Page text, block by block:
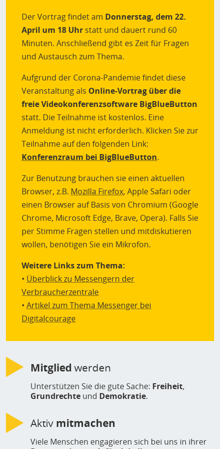
Der Vortrag findet am Donnerstag, dem 22.
April um 18 Uhr statt und dauert rund 60
Minuten. Anschließend gibt es Zeit für Fragen
und Austausch zum Thema.
Aufgrund der Corona-Pandemie findet diese
Veranstaltung als Online-Vortrag über die
freie Videokonferenzsoftware BigBlueButton
statt. Die Teilnahme ist kostenlos. Eine
Anmeldung ist nicht erforderlich. Klicken Sie zur
Teilnahme auf den folgenden Link:
Konferenzraum bei BigBlueButton.
Zur Benutzung brauchen sie einen aktuellen
Browser, z.B. Mozilla Firefox, Apple Safari oder
einen Browser auf Basis von Chromium (Google
Chrome, Microsoft Edge, Brave, Opera). Falls Sie
per Stimme Fragen stellen und mitdiskutieren
wollen, benötigen Sie ein Mikrofon.
Weitere Links zum Thema:
• Überblick zu Messengern der
Verbraucherzentrale
• Artikel zum Thema Messenger bei
Digitalcourage
Mitglied werden
Unterstützen Sie die gute Sache: Freiheit,
Grundrechte und Demokratie.
Aktiv mitmachen
Viele Menschen engagieren sich bei uns in ihrer